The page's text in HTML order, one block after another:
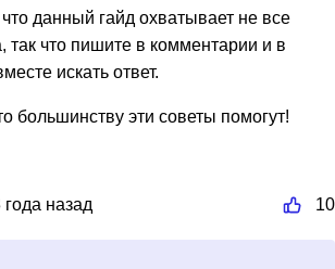
данный гайд охватывает не все
так что пишите в комментарии и в
искать ответ.
большинству эти советы помогут!
года назад 10